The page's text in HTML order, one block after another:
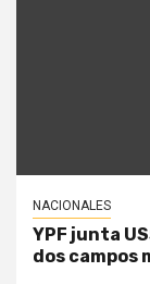
NACIONALES
YPF junta
dos campos